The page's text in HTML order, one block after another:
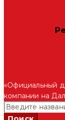
«Официальный
компании на